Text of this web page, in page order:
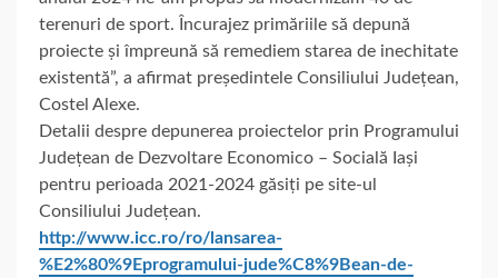
terenuri de sport. Încurajez primăriile să depună
proiecte și împreună să remediem starea de inechitate
existentă”, a afirmat președintele Consiliului Județean,
Costel Alexe.
Detalii despre depunerea proiectelor prin Programului
Județean de Dezvoltare Economico – Socială Iași
pentru perioada 2021-2024 găsiți pe site-ul
Consiliului Județean.
http://www.icc.ro/ro/lansarea-
%E2%80%9Eprogramului-jude%C8%9Bean-de-